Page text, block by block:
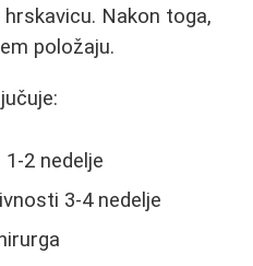
Nakon toga,
položaju.
2 nedelje
3-4 nedelje